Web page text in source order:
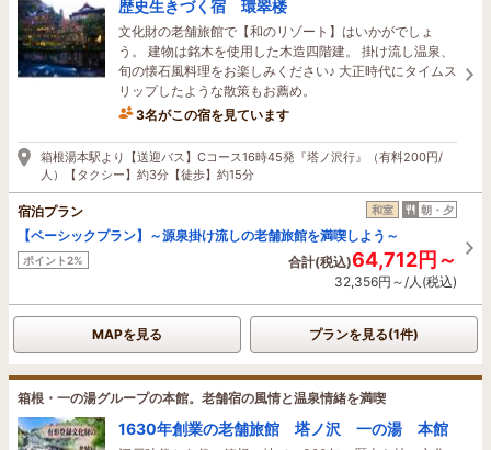
歴史生きづく宿 環翠楼
文化財の老舗旅館で【和のリゾート】はいかがでしょ
う。 建物は銘木を使用した木造四階建。 掛け流し温泉、
旬の懐石風料理をお楽しみください♪ 大正時代にタイムス
リップしたような散策もお薦め。
3名がこの宿を見ています
箱根湯本駅より【送迎バス】Cコース16時45発『塔ノ沢行』（有料200円/
人）【タクシー】約3分【徒歩】約15分
宿泊プラン 和室 朝・夕
【ベーシックプラン】～源泉掛け流しの老舗旅館を満喫しよう～
ポイント2% 合計(税込)64,712円～
32,356円～/人(税込)
MAPを見る プランを見る(1件)
箱根・一の湯グループの本館。老舗宿の風情と温泉情緒を満喫
1630年創業の老舗旅館 塔ノ沢 一の湯 本館